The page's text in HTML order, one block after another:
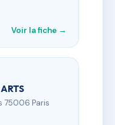
Voir la fiche →
75006 Paris